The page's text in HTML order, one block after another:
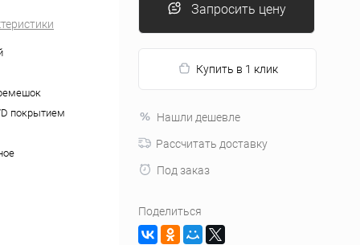
покрытием
Запросить цену
Купить в 1 клик
Нашли дешевле
Рассчитать доставку
Под заказ
Поделиться